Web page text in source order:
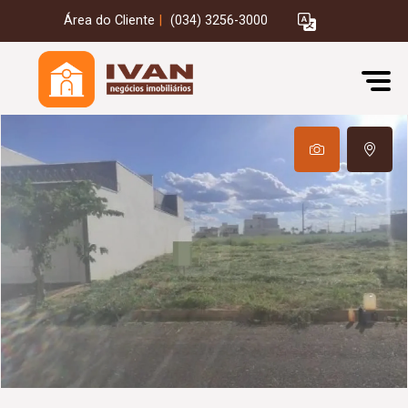
Área do Cliente (034) 3256-3000